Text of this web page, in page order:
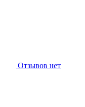
Отзывов нет